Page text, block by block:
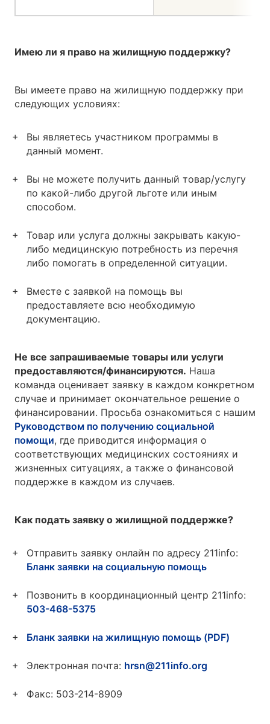
Имею ли я право на жилищную поддержку?
Вы имеете право на жилищную поддержку при
следующих условиях:
Вы являетесь участником программы в
данный момент.
Вы не можете получить данный товар/услугу
по какой-либо другой льготе или иным
способом.
Товар или услуга должны закрывать какую-
либо медицинскую потребность из перечня
либо помогать в определенной ситуации.
Вместе с заявкой на помощь вы
предоставляете всю необходимую
документацию.
Не все запрашиваемые товары или услуги
предоставляются/финансируются. Наша
команда оценивает заявку в каждом конкретном
случае и принимает окончательное решение о
финансировании. Просьба ознакомиться с нашим
Руководством по получению социальной
помощи, где приводится информация о
соответствующих медицинских состояниях и
жизненных ситуациях, а также о финансовой
поддержке в каждом из случаев.
Как подать заявку о жилищной поддержке?
Отправить заявку онлайн по адресу 211info:
Бланк заявки на социальную помощь
Позвонить в координационный центр 211info:
503-468-5375
Бланк заявки на жилищную помощь (PDF)
Электронная почта: hrsn@211info.org
Факс: 503-214-8909